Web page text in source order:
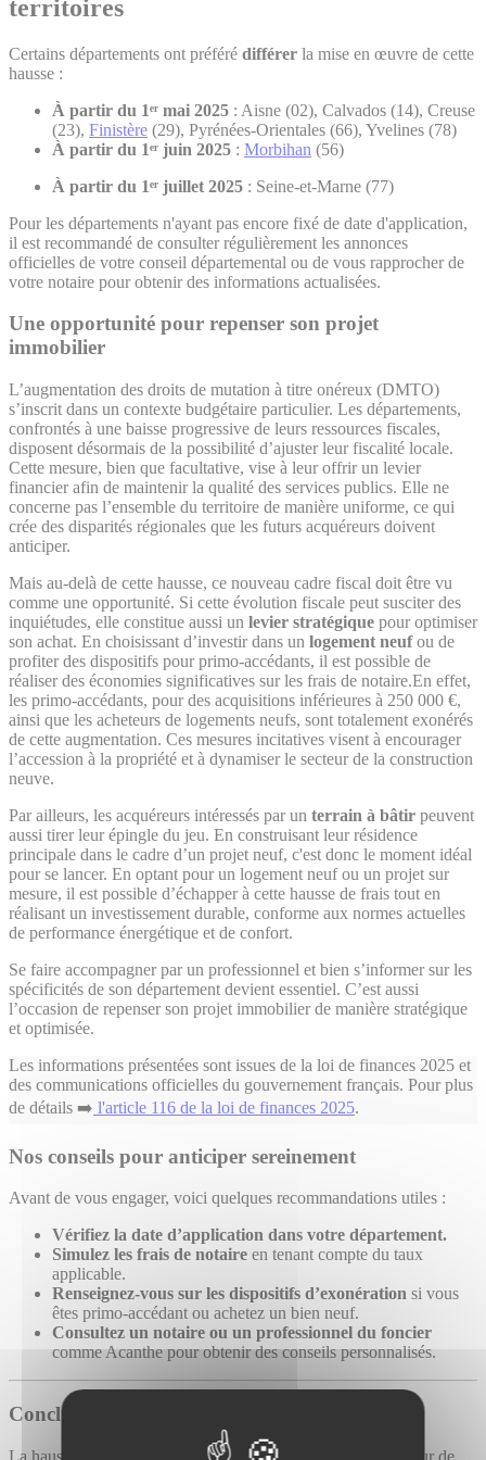
territoires
Certains départements ont préféré différer la mise en œuvre de cette
hausse :
À partir du 1ᵉʳ mai 2025 : Aisne (02), Calvados (14), Creuse
(23), Finistère (29), Pyrénées-Orientales (66), Yvelines (78)
À partir du 1ᵉʳ juin 2025 : Morbihan (56)
À partir du 1ᵉʳ juillet 2025 : Seine-et-Marne (77)
Pour les départements n'ayant pas encore fixé de date d'application,
il est recommandé de consulter régulièrement les annonces
officielles de votre conseil départemental ou de vous rapprocher de
votre notaire pour obtenir des informations actualisées.
Une opportunité pour repenser son projet
immobilier
L’augmentation des droits de mutation à titre onéreux (DMTO)
s’inscrit dans un contexte budgétaire particulier. Les départements,
confrontés à une baisse progressive de leurs ressources fiscales,
disposent désormais de la possibilité d’ajuster leur fiscalité locale.
Cette mesure, bien que facultative, vise à leur offrir un levier
financier afin de maintenir la qualité des services publics. Elle ne
concerne pas l’ensemble du territoire de manière uniforme, ce qui
crée des disparités régionales que les futurs acquéreurs doivent
anticiper.
Mais au-delà de cette hausse, ce nouveau cadre fiscal doit être vu
comme une opportunité. Si cette évolution fiscale peut susciter des
inquiétudes, elle constitue aussi un levier stratégique pour optimiser
son achat. En choisissant d’investir dans un logement neufou de
profiter des dispositifs pour primo-accédants, il est possible de
réaliser des économies significatives sur les frais de notaire.En effet,
les primo-accédants, pour des acquisitions inférieures à 250 000 €,
ainsi que les acheteurs de logements neufs, sont totalement exonérés
de cette augmentation. Ces mesures incitatives visent à encourager
l’accession à la propriété et à dynamiser le secteur de la construction
neuve.
Par ailleurs, les acquéreurs intéressés par un terrain à bâtir peuvent
aussi tirer leur épingle du jeu. En construisant leur résidence
principale dans le cadre d’un projet neuf, c'est donc le moment idéal
pour se lancer. En optant pour un logement neuf ou un projet sur
mesure, il est possible d’échapper à cette hausse de frais tout en
réalisant un investissement durable, conforme aux normes actuelles
de performance énergétique et de confort.
Se faire accompagner par un professionnel et bien s’informer sur les
spécificités de son département devient essentiel. C’est aussi
l’occasion de repenser son projet immobilier de manière stratégique
et optimisée.
Les informations présentées sont issues de la loi de finances 2025 et
des communications officielles du gouvernement français. Pour plus
de détails ➡️ l'article 116 de la loi de finances 2025.
Nos conseils pour anticiper sereinement
Avant de vous engager, voici quelques recommandations utiles :
Vérifiez la date d’application dans votre département.
Simulez les frais de notaire en tenant compte du taux
applicable.
Renseignez-vous sur les dispositifs d’exonération si vous
êtes primo-accédant ou achetez un bien neuf.
Consultez un notaire ou un professionnel du foncier
comme Acanthe pour obtenir des conseils personnalisés.
Conclusion
La hausse des DMTO à partir d’avril 2025 est une réalité pour de